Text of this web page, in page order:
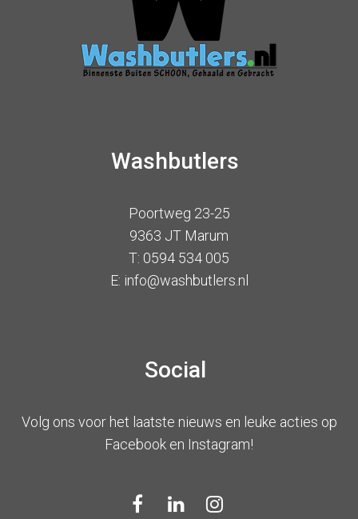
Washbutlers
Poortweg 23-25
9363 JT Marum
T: 0594 534 005
E: info@washbutlers.nl
Social
Volg ons voor het laatste nieuws en leuke acties op
Facebook en Instagram!